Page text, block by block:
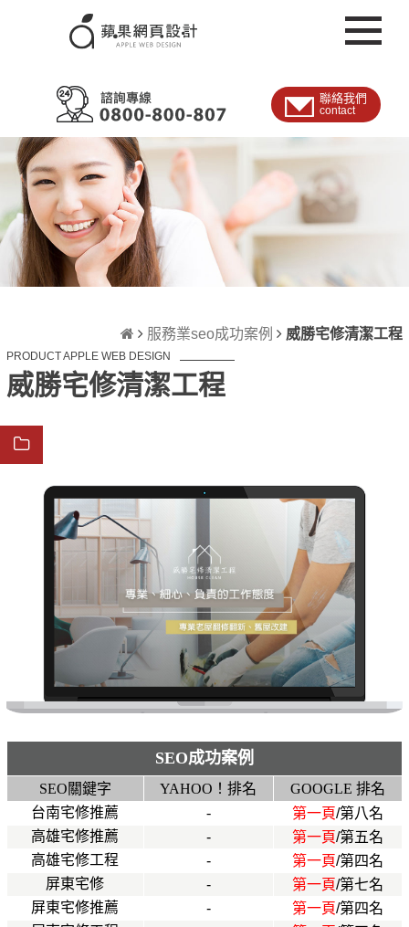
聯絡我們
contact
服務業seo成功案例 威勝宅修清潔工程
PRODUCT APPLE WEB DESIGN
威勝宅修清潔工程
SEO成功案例
SEO關鍵字 YAHOO！排名
GOOGLE 排名
台南宅修推薦
- 第一頁/第八名
高雄宅修推薦
- 第一頁/第五名
高雄宅修工程
- 第一頁/第四名
屏東宅修
- 第一頁/第七名
屏東宅修推薦
- 第一頁/第四名